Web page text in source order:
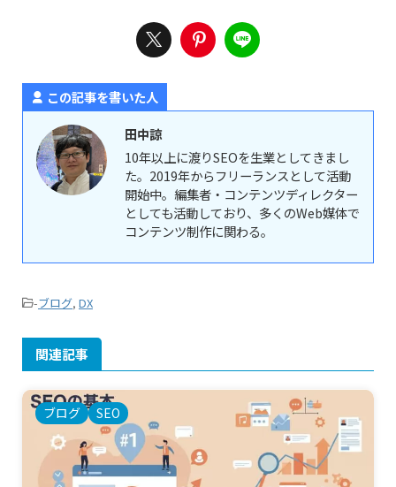
この記事を書いた人
田中諒
10年以上に渡りSEOを生業としてきまし
た。2019年からフリーランスとして活動
開始中。編集者・コンテンツディレクター
としても活動しており、多くのWeb媒体で
コンテンツ制作に関わる。
-ブログ, DX
関連記事
ブログ SEO